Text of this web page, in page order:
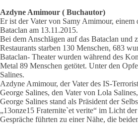
Azdyne Amimour ( Buchautor)
Er ist der Vater von Samy Amimour, einem
Bataclan am 13.11.2015.
Bei dem Anschlägen auf das Bataclan und
Restaurants starben 130 Menschen, 683
Bataclan- Theater wurden während des
Metal 89 Menschen getötet. Unter den
Salines.
Azdyne Amimour, der Vater des IS-
George Salines, den Vater von Lola
George Salines stand als Präsident der
„13onze15 Fraternite`et verite“ im Licht
Gespräche führten zu einer Nähe, die